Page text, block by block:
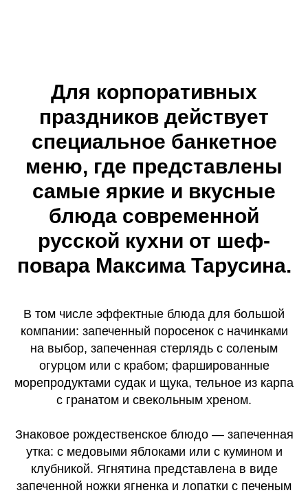
Для корпоративных
праздников действует
специальное банкетное
меню, где представлены
самые яркие и вкусные
блюда современной
русской кухни от шеф-
повара Максима Тарусина.
В том числе эффектные блюда для большой
компании: запеченный поросенок с начинками
на выбор, запеченная стерлядь с соленым
огурцом или с крабом; фаршированные
морепродуктами судак и щука, тельное из карпа
с гранатом и свекольным хреном.
Знаковое рождественское блюдо — запеченная
утка: с медовыми яблоками или с кумином и
клубникой. Ягнятина представлена в виде
запеченной ножки ягненка и лопатки с печеным